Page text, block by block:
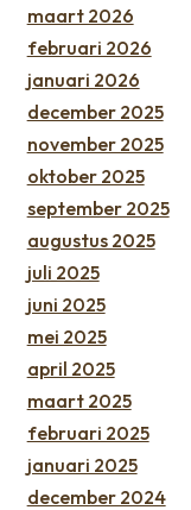
maart 2026
februari 2026
januari 2026
december 2025
november 2025
oktober 2025
september 2025
augustus 2025
juli 2025
juni 2025
mei 2025
april 2025
maart 2025
februari 2025
januari 2025
december 2024